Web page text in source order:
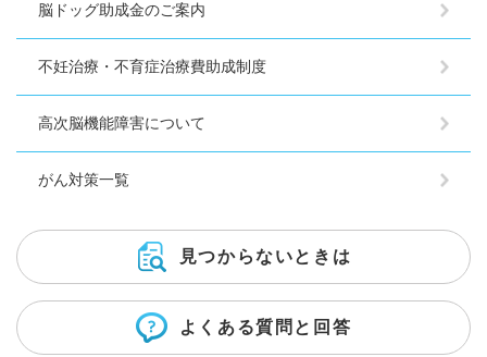
脳ドッグ助成金のご案内
不妊治療・不育症治療費助成制度
高次脳機能障害について
がん対策一覧
見つからないときは
よくある質問と回答